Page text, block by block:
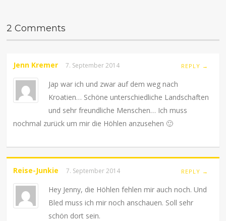
2 Comments
Jenn Kremer 7. September 2014 REPLY →
Jap war ich und zwar auf dem weg nach
Kroatien… Schöne unterschiedliche Landschaften
und sehr freundliche Menschen… Ich muss
nochmal zurück um mir die Höhlen anzusehen 🙂
Reise-Junkie 7. September 2014 REPLY →
Hey Jenny, die Höhlen fehlen mir auch noch. Und
Bled muss ich mir noch anschauen. Soll sehr
schön dort sein.